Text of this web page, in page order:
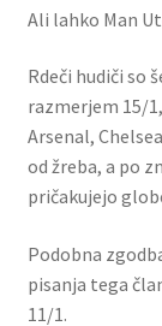
Ali lahko Man
Rdeči hudiči so
razmerjem 15/
Arsenal,
od žreba, a po
pričakujejo
Podobna
pisanja tega
11/1.